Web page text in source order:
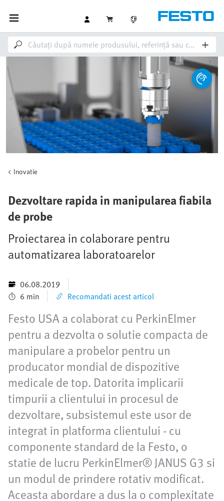
Inovatie
Dezvoltare rapida in manipularea fiabila
de probe
Proiectarea in colaborare pentru
automatizarea laboratoarelor
06.08.2019
6 min
Recomandati acest articol
Festo USA a colaborat cu PerkinElmer
pentru a dezvolta o solutie compacta de
manipulare a probelor pentru un
producator mondial de dispozitive
medicale de top. Datorita implicarii
timpurii a clientului in procesul de
dezvoltare, subsistemul este usor de
integrat in platforma clientului - cu
componente standard de la Festo, o
statie de lucru PerkinElmer® JANUS G3 si
un modul de prindere rotativ modificat.
Aceasta abordare a dus la o complexitate